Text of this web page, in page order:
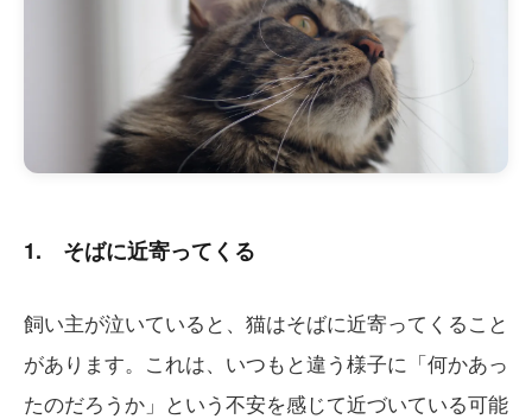
1. そばに近寄ってくる
飼い主が泣いていると、猫はそばに近寄ってくること
があります。これは、いつもと違う様子に「何かあっ
たのだろうか」という不安を感じて近づいている可能